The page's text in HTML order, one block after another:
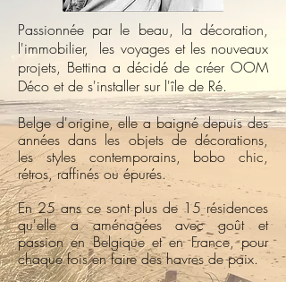
Passionnée par le beau, la décoration,
l'immobilier, les voyages et les nouveaux
projets, Bettina a décidé de créer OOM
Déco et de s'installer sur l'île de Ré.
Belge d'origine, elle a baigné depuis des
années dans les objets de décorations,
les styles contemporains, bobo chic,
rétros, raffinés ou épurés.
En 25 ans ce sont plus de 15 résidences
qu'elle a aménagées avec goût et
passion en Belgique et en France, pour
chaque fois en faire des havres de paix.